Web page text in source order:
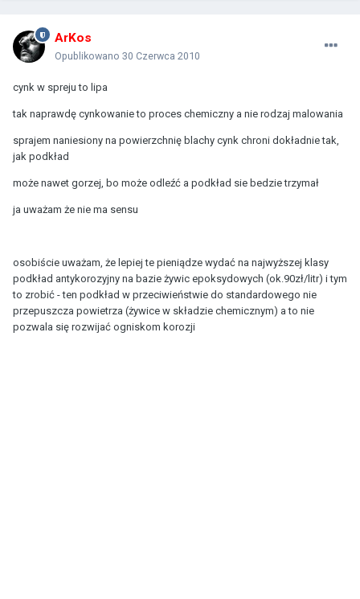
ArKos
Opublikowano 30 Czerwca 2010
cynk w spreju to lipa
tak naprawdę cynkowanie to proces chemiczny a nie rodzaj malowania
sprajem naniesiony na powierzchnię blachy cynk chroni dokładnie tak,
jak podkład
może nawet gorzej, bo może odleźć a podkład sie bedzie trzymał
ja uważam że nie ma sensu
osobiście uważam, że lepiej te pieniądze wydać na najwyższej klasy
podkład antykorozyjny na bazie żywic epoksydowych (ok.90zł/litr) i tym
to zrobić - ten podkład w przeciwieństwie do standardowego nie
przepuszcza powietrza (żywice w składzie chemicznym) a to nie
pozwala się rozwijać ogniskom korozji